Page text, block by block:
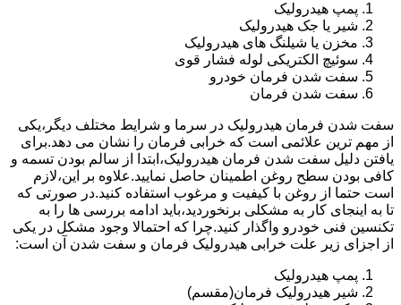
پمپ هیدرولیک
شیر یا جک هیدرولیک
مخزن یا شیلنگ های هیدرولیک
سوئیچ الکتریکی لوله فشار قوی
سفت شدن فرمان خودرو
سفت شدن فرمان
سفت شدن فرمان هیدرولیک در سرما و شرایط مختلف دیگر،یکی
از مهم ترین علائمی است که خرابی فرمان را نشان می دهد.برای
یافتن دلیل سفت شدن فرمان هیدرولیک،ابتدا از سالم بودن تسمه و
کافی بودن سطح روغن اطمینان حاصل نمایید.علاوه بر این،لازم
است حتما از روغن با کیفیت و مرغوب استفاده کنید.در صورتی که
تا به اینجای کار به مشکلی برنخوردید،باید ادامه بررسی ها را به
تکنسین فنی خودرو واگذار کنید.چرا که احتمالا وجود مشکل در یکی
از اجزای زیر علت خرابی هیدرولیک فرمان و سفت شدن آن است:
پمپ هیدرولیک
شیر هیدرولیک فرمان(مقسم)